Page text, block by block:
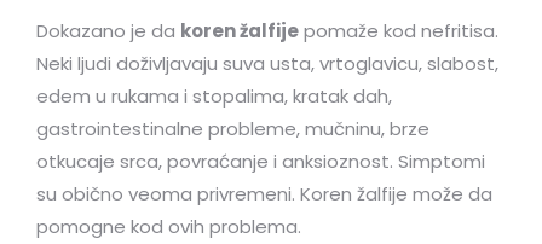
Dokazano je da koren žalfijepomaže kod nefritisa.
Neki ljudi doživljavaju suva usta, vrtoglavicu, slabost,
edem u rukama i stopalima, kratak dah,
gastrointestinalne probleme, mučninu, brze
otkucaje srca, povraćanje i anksioznost. Simptomi
su obično veoma privremeni. Koren žalfije može da
pomogne kod ovih problema.